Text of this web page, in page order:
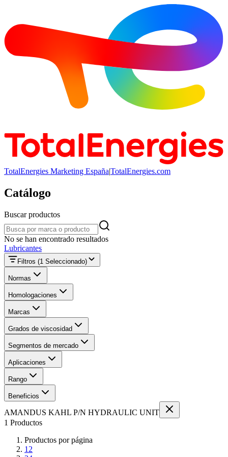
TotalEnergies Marketing España|TotalEnergies.com
Catálogo
Buscar productos
Buscar productos
No se han encontrado resultados
Lubricantes
Filtros (1 Seleccionado)
Normas
Homologaciones
Marcas
Grados de viscosidad
Segmentos de mercado
Aplicaciones
Rango
Beneficios
AMANDUS KAHL P/N HYDRAULIC UNIT
1 Productos
Productos por página
12